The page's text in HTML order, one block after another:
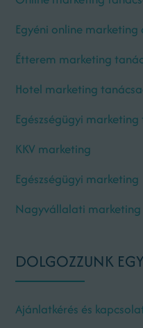
Egyéni online marketing
Étterem marketing
Hotel marketing
Egészségügyi
KKV marketing
Egészségügyi marketing
Nagyvállalati marketing
DOLGOZZUNK
Ajánlatkérés és